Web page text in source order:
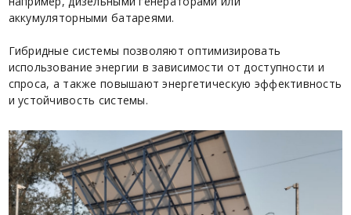
аккумуляторными батареями.
Гибридные системы позволяют оптимизировать
использование энергии в зависимости от доступности и
спроса, а также повышают энергетическую эффективность
и устойчивость системы.